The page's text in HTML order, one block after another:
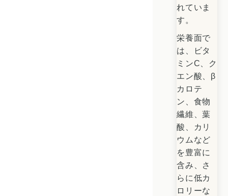
れていま
す。
栄養面で
は、ビタ
ミンC、ク
エン酸、β
カロテ
ン、食物
繊維、葉
酸、カリ
ウムなど
を豊富に
含み、さ
らに低カ
ロリーな